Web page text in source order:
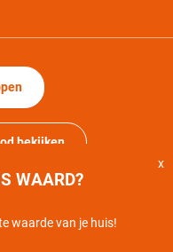
x
WAARD?
waarde van je huis!
bekijken
| 2014-2026